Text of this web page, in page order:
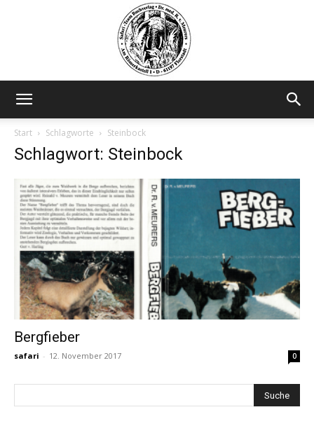
Start
Schlagworte Steinbock
Schlagwort: Steinbock
Bergfieber
safari - 12. November 2017 0